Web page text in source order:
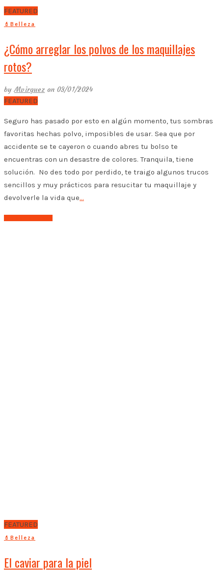
FEATURED
💄Belleza
¿Cómo arreglar los polvos de los maquillajes
rotos?
byMvirguez on 03/01/2024
FEATURED
Seguro has pasado por esto en algún momento, tus sombras
favoritas hechas polvo, imposibles de usar. Sea que por
accidente se te cayeron o cuando abres tu bolso te
encuentras con un desastre de colores. Tranquila, tiene
solución. No des todo por perdido, te traigo algunos trucos
sencillos y muy prácticos para resucitar tu maquillaje y
devolverle la vida que…
FEATURED
💄Belleza
El caviar para la piel